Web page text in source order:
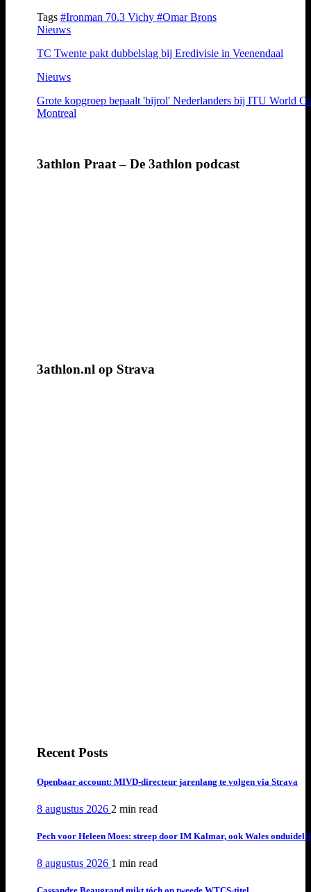
Tags #Ironman 70.3 Vichy #Omar Brons
Nieuws
TC Twente pakt dubbelslag bij Eredivisie in Veenendaal
Nieuws
Grote kopgroep bepaalt 'bijrol' Nederlanders bij ITU World
Montreal
3athlon Praat – De 3athlon podcast
3athlon.nl op Strava
Recent Posts
Openbaar account: MIVD-directeur jarenlang te volgen via Strava
8 augustus 2026 2 min read
Pech voor Heleen Moes: streep door IM Kalmar, ook Wales
8 augustus 2026 1 min read